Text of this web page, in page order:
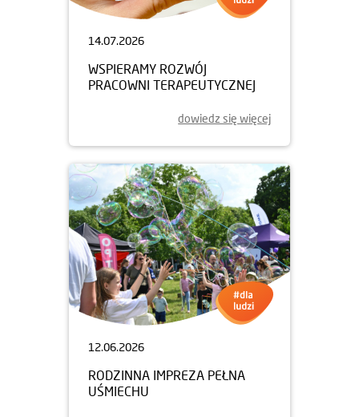
14.07.2026
WSPIERAMY ROZWÓJ
PRACOWNI TERAPEUTYCZNEJ
dowiedz się więcej
12.06.2026
RODZINNA IMPREZA PEŁNA
UŚMIECHU